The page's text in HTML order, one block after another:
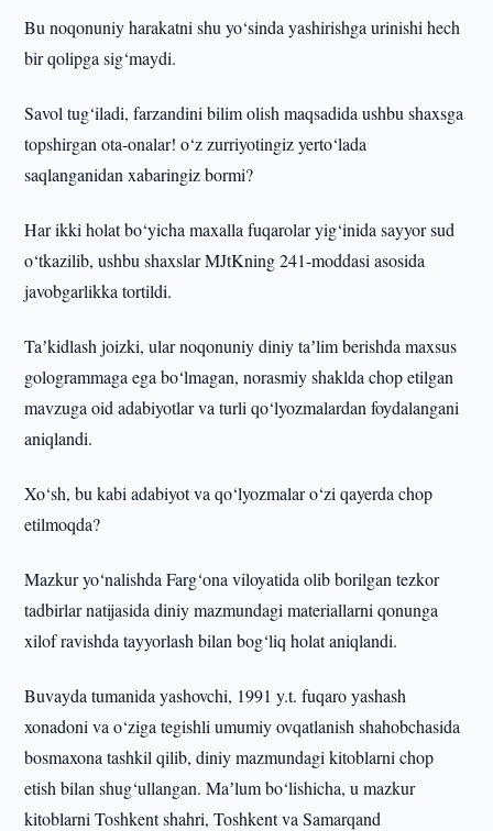
Bu noqonuniy harakatni shu yo‘sinda yashirishga urinishi hech
bir qolipga sig‘maydi.
Savol tug‘iladi, farzandini bilim olish maqsadida ushbu shaxsga
topshirgan ota-onalar! o‘z zurriyotingiz yerto‘lada
saqlanganidan xabaringiz bormi?
Har ikki holat bo‘yicha maxalla fuqarolar yig‘inida sayyor sud
o‘tkazilib, ushbu shaxslar MJtKning 241-moddasi asosida
javobgarlikka tortildi.
Taʼkidlash joizki, ular noqonuniy diniy taʼlim berishda maxsus
gologrammaga ega bo‘lmagan, norasmiy shaklda chop etilgan
mavzuga oid adabiyotlar va turli qo‘lyozmalardan foydalangani
aniqlandi.
Xo‘sh, bu kabi adabiyot va qo‘lyozmalar o‘zi qayerda chop
etilmoqda?
Mazkur yo‘nalishda Farg‘ona viloyatida olib borilgan tezkor
tadbirlar natijasida diniy mazmundagi materiallarni qonunga
xilof ravishda tayyorlash bilan bog‘liq holat aniqlandi.
Buvayda tumanida yashovchi, 1991 y.t. fuqaro yashash
xonadoni va o‘ziga tegishli umumiy ovqatlanish shahobchasida
bosmaxona tashkil qilib, diniy mazmundagi kitoblarni chop
etish bilan shug‘ullangan. Maʼlum bo‘lishicha, u mazkur
kitoblarni Toshkent shahri, Toshkent va Samarqand